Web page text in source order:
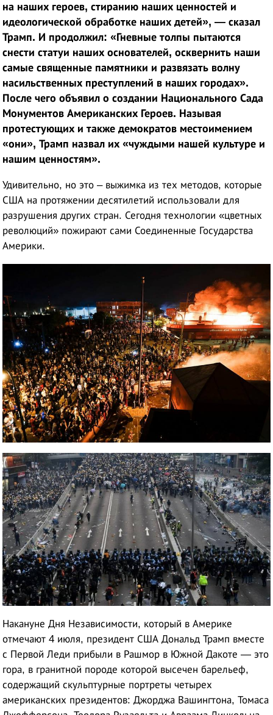
на наших героев, стиранию наших ценностей и
идеологической обработке наших детей», — сказал
Трамп. И продолжил: «Гневные толпы пытаются
снести статуи наших основателей, осквернить наши
самые священные памятники и развязать волну
насильственных преступлений в наших городах».
После чего объявил о создании Национального Сада
Монументов Американских Героев. Называя
протестующих и также демократов местоимением
«они», Трамп назвал их «чуждыми нашей культуре и
нашим ценностям».
Удивительно, но это – выжимка из тех методов, которые
США на протяжении десятилетий использовали для
разрушения других стран. Сегодня технологии «цветных
революций» пожирают сами Соединенные Государства
Америки.
Накануне Дня Независимости, который в Америке
отмечают 4 июля, президент США Дональд Трамп вместе
с Первой Леди прибыли в Рашмор в Южной Дакоте — это
гора, в гранитной породе которой высечен барельеф,
содержащий скульптурные портреты четырех
американских президентов: Джорджа Вашингтона, Томаса